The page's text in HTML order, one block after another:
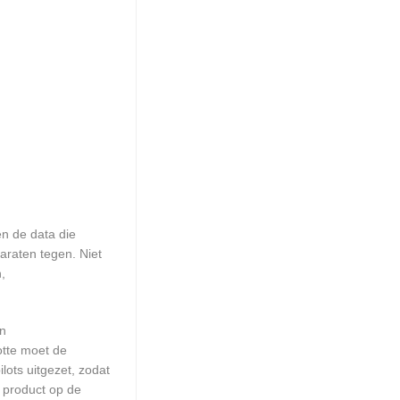
de data die
tegen. Niet
moet de
uitgezet, zodat
op de